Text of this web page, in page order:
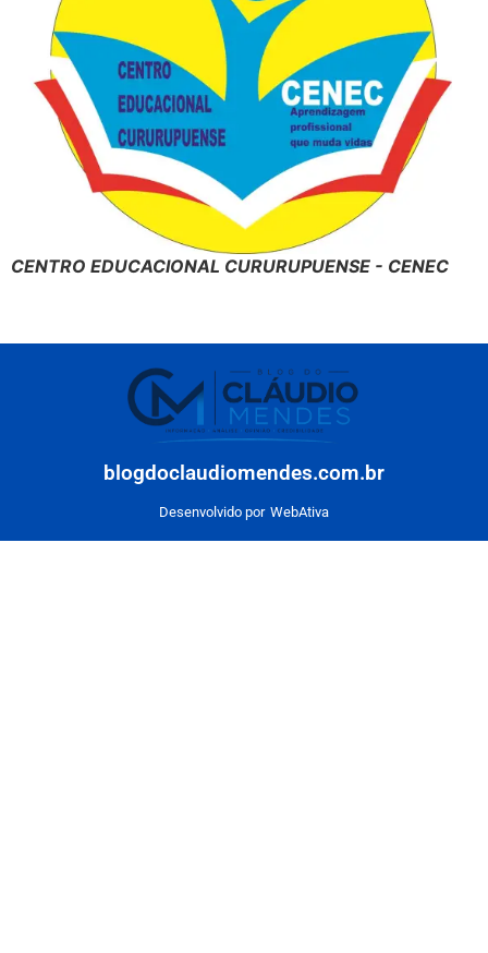
CENTRO EDUCACIONAL CURURUPUENSE - CENEC
blogdoclaudiomendes.com.br
Desenvolvido por WebAtiva